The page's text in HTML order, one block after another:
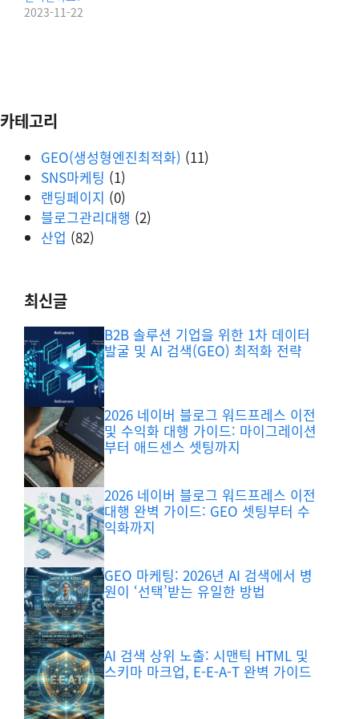
2023-11-22
카테고리
GEO(생성형엔진최적화) (11)
SNS마케팅 (1)
랜딩페이지 (0)
블로그관리대행 (2)
산업 (82)
최신글
B2B 솔루션 기업을 위한 1차 데이터
발굴 및 AI 검색(GEO) 최적화 전략
2026 네이버 블로그 워드프레스 이전
및 수익화 대행 가이드: 마이그레이션
부터 애드센스 셋팅까지
2026 네이버 블로그 워드프레스 이전
대행 완벽 가이드: GEO 셋팅부터 수
익화까지
GEO 마케팅: 2026년 AI 검색에서 병
원이 ‘선택’받는 유일한 방법
AI 검색 상위 노출: 시맨틱 HTML 및
스키마 마크업, E-E-A-T 완벽 가이드